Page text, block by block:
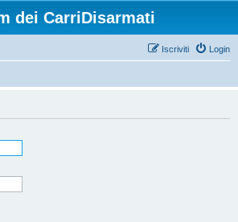
dei CarriDisarmati
Login
Iscriviti